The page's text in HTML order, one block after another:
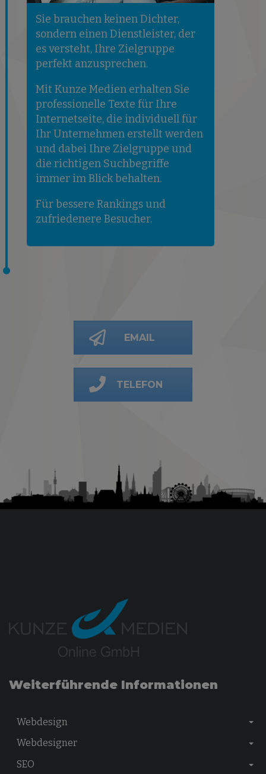
Sie brauchen keinen Dichter,
sondern einen Dienstleister, der
es versteht, Ihre Zielgruppe
perfekt anzusprechen.
Mit Kunze Medien erhalten Sie
professionelle Texte für Ihre
Internetseite, die individuell für
Ihr Unternehmen erstellt werden
und dabei Ihre Zielgruppe und
die richtigen Suchbegriffe
immer im Blick behalten.
Für bessere Rankings und
zufriedenere Besucher.
EMAIL
TELEFON
Weiterführende Informationen
Webdesign
Webdesigner
SEO